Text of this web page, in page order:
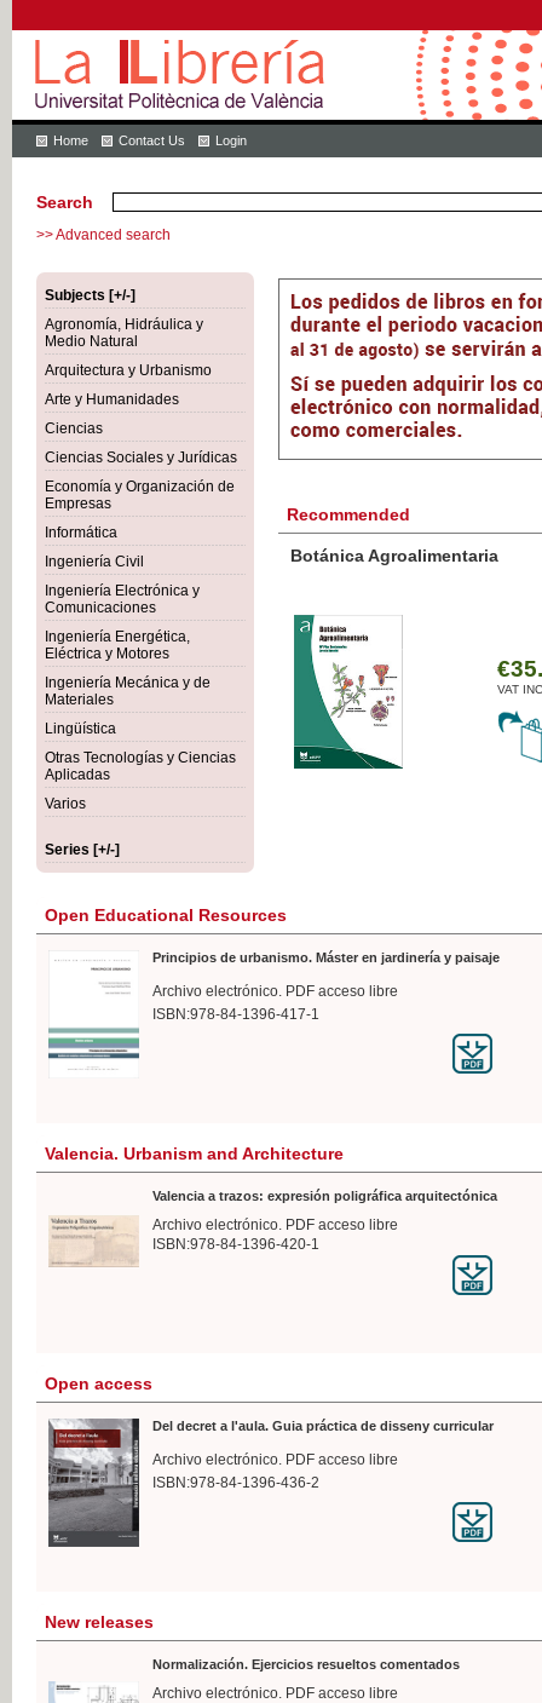
Home Contact Us Login
Search
>> Advanced search
Subjects [+/-]
Agronomía, Hidráulica y
Medio Natural
Arquitectura y Urbanismo
Arte y Humanidades
Ciencias
Ciencias Sociales y Jurídicas
Economía y Organización de
Empresas
Informática
Ingeniería Civil
Ingeniería Electrónica y
Comunicaciones
Ingeniería Energética,
Eléctrica y Motores
Ingeniería Mecánica y de
Materiales
Lingüística
Otras Tecnologías y Ciencias
Aplicadas
Varios
Series [+/-]
Recommended
Botánica Agroalimentaria
VAT
Open Educational Resources
Principios de urbanismo. Máster en jardinería y paisaje
Archivo electrónico. PDF acceso libre
ISBN:978-84-1396-417-1
Valencia. Urbanism and Architecture
Valencia a trazos: expresión poligráfica arquitectónica
Archivo electrónico. PDF acceso libre
ISBN:978-84-1396-420-1
Open access
Del decret a l'aula. Guia práctica de disseny curricular
Archivo electrónico. PDF acceso libre
ISBN:978-84-1396-436-2
New releases
Normalización. Ejercicios resueltos comentados
Archivo electrónico. PDF acceso libre